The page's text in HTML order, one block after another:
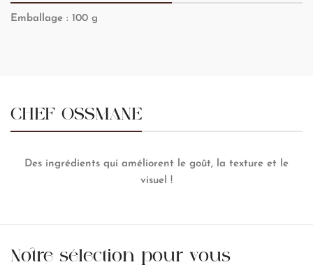
Emballage : 100 g
CHEF OSSMANE
Des ingrédients qui améliorent le goût, la texture et le
visuel !
Notre sélection pour vous